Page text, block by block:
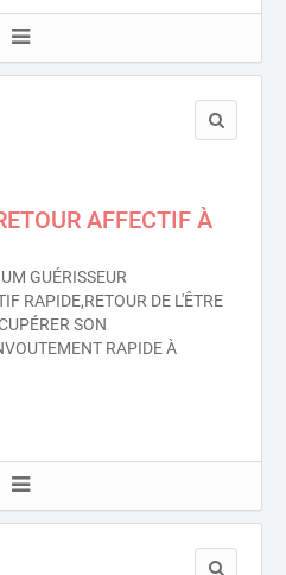
AFFECTIF À
GUÉRISSEUR
RAPIDE,RETOUR DE L'ÊTRE
SON
RAPIDE À